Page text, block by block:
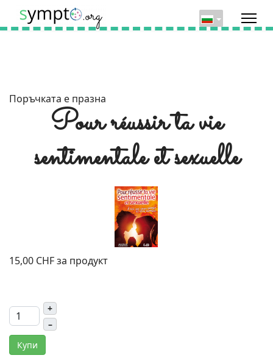
Поръчката е празна
Pour réussir ta vie
sentimentale et sexuelle
15,00 CHFза продукт
+
–
Купи